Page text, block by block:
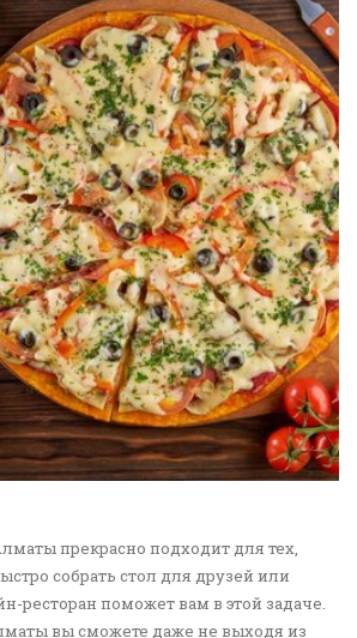
прекрасно подходит для тех,
собрать стол для друзей или
ресторан поможет вам в этой задаче.
вы сможете даже не выходя из